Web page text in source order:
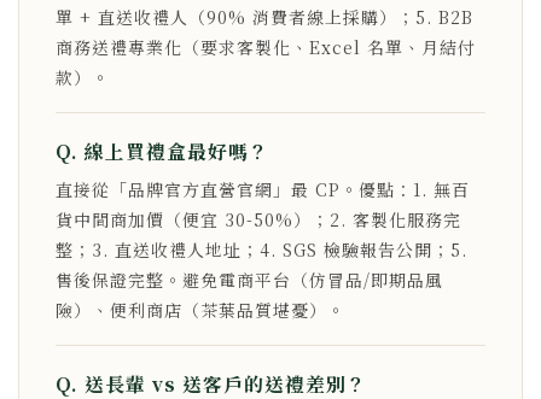
單 + 直送收禮人（90% 消費者線上採購）；5. B2B
商務送禮專業化（要求客製化、Excel 名單、月結付
款）。
Q. 線上買禮盒最好嗎？
直接從「品牌官方直營官網」最 CP。優點：1. 無百
貨中間商加價（便宜 30-50%）；2. 客製化服務完
整；3. 直送收禮人地址；4. SGS 檢驗報告公開；5.
售後保證完整。避免電商平台（仿冒品/即期品風
險）、便利商店（茶葉品質堪憂）。
Q. 送長輩 vs 送客戶的送禮差別？